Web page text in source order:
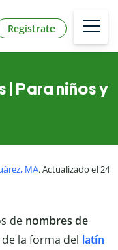
Regístrate
| Para niños y
MA. Actualizado el 24
de nombres de
la forma del latín